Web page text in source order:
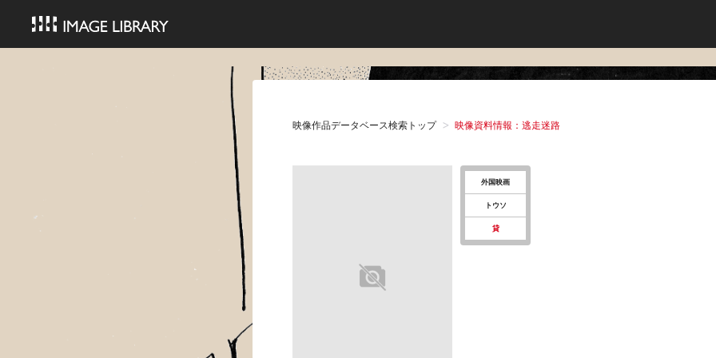
映像作品データベース検索トップ 映像資料情報：逃走迷路
外国映画
トウソ
貸